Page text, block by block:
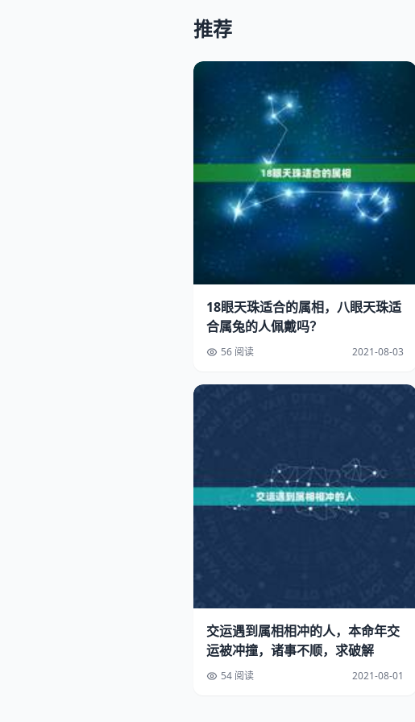
推荐
18眼天珠适合的属相，八眼天珠适
合属兔的人佩戴吗？
56 阅读 2021-08-03
交运遇到属相相冲的人，本命年交
运被冲撞，诸事不顺，求破解
54 阅读 2021-08-01